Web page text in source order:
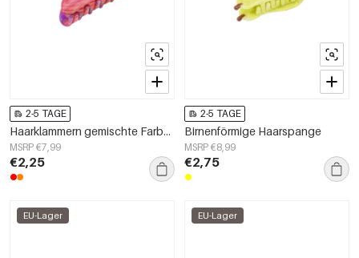
2-5 TAGE
Haarklammern gemischte Farbe Tägliche Imitation Acetat Blatt Tägliche Accessoires
MSRP €7,99
€2,25
2-5 TAGE
Birnenförmige Haarspange
MSRP €8,99
€2,75
EU-Lager EU-Lager